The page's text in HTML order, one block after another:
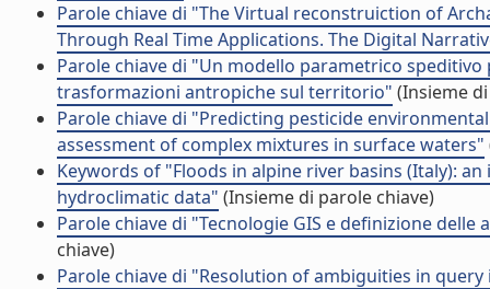
Parole chiave di "The Virtual reconstruiction of
Through Real Time Applications. The Digital
Parole chiave di "Un modello parametrico
trasformazioni antropiche sul territorio" (Insieme
Parole chiave di "Predicting pesticide
assessment of complex mixtures in surface waters"
Keywords of "Floods in alpine river basins (Italy):
hydroclimatic data" (Insieme di parole chiave)
Parole chiave di "Tecnologie GIS e definizione
chiave)
Parole chiave di "Resolution of ambiguities in